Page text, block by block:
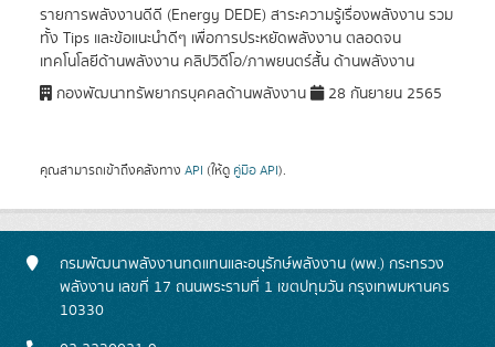
รายการพลังงานดีดี (Energy DEDE) สาระความรู้เรื่องพลังงาน รวม
ทั้ง Tips และข้อแนะนำดีๆ เพื่อการประหยัดพลังงาน ตลอดจน
เทคโนโลยีด้านพลังงาน คลิปวิดีโอ/ภาพยนตร์สั้น ด้านพลังงาน
กองพัฒนาทรัพยากรบุคคลด้านพลังงาน
28 กันยายน 2565
คุณสามารถเข้าถึงคลังทาง API (ให้ดู คู่มือ API).
กรมพัฒนาพลังงานทดแทนและอนุรักษ์พลังงาน (พพ.) กระทรวง
พลังงาน เลขที่ 17 ถนนพระรามที่ 1 เขตปทุมวัน กรุงเทพมหานคร
10330